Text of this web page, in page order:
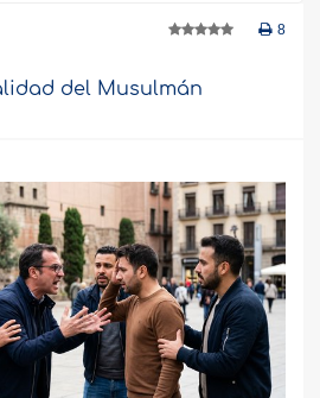
8
del Musulmán